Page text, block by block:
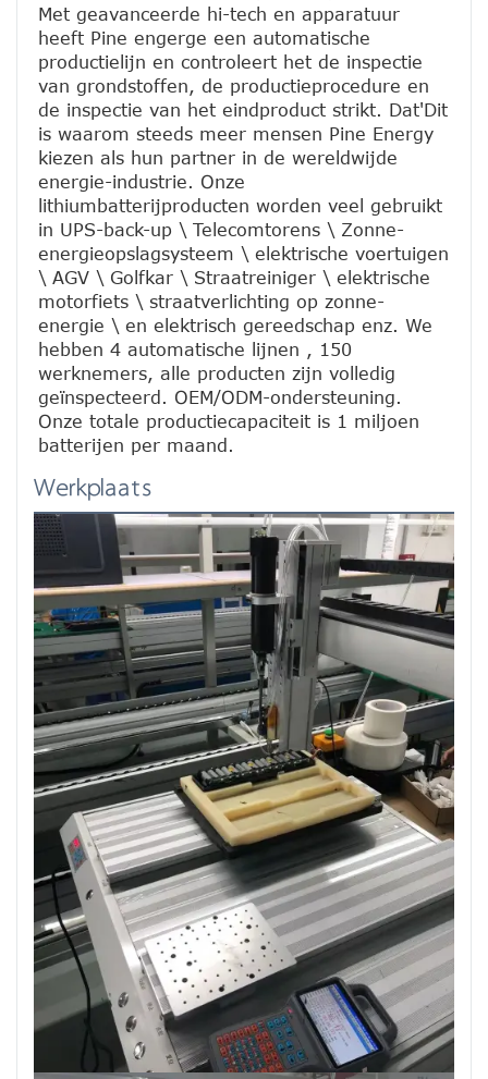
Met geavanceerde hi-tech en apparatuur
heeft Pine engerge een automatische
productielijn en controleert het de inspectie
van grondstoffen, de productieprocedure en
de inspectie van het eindproduct strikt. Dat'Dit
is waarom steeds meer mensen Pine Energy
kiezen als hun partner in de wereldwijde
energie-industrie. Onze
lithiumbatterijproducten worden veel gebruikt
in UPS-back-up \ Telecomtorens \ Zonne-
energieopslagsysteem \ elektrische voertuigen
\ AGV \ Golfkar \ Straatreiniger \ elektrische
motorfiets \ straatverlichting op zonne-
energie \ en elektrisch gereedschap enz. We
hebben 4 automatische lijnen , 150
werknemers, alle producten zijn volledig
geïnspecteerd. OEM/ODM-ondersteuning.
Onze totale productiecapaciteit is 1 miljoen
batterijen per maand.
Werkplaats